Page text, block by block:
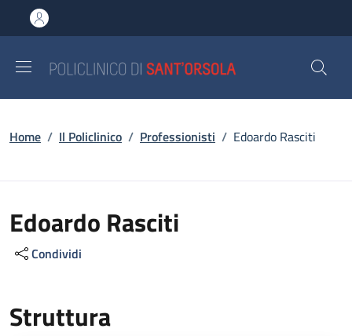
al contenuto principale
to footer content
Briciole di pane
Home / Il Policlinico / Professionisti / Edoardo Rasciti
Edoardo Rasciti
Condividi
Struttura